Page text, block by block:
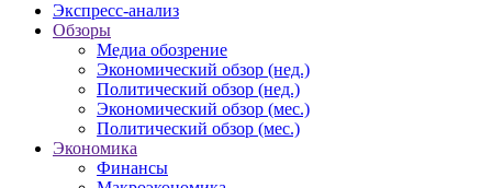
Экспресс-анализ
Обзоры
Медиа обозрение
Экономический обзор (нед.)
Политический обзор (нед.)
Экономический обзор (мес.)
Политический обзор (мес.)
Экономика
Финансы